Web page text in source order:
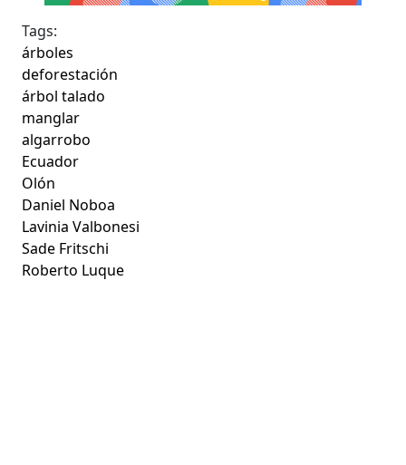
Tags:
árboles
deforestación
árbol talado
manglar
algarrobo
Ecuador
Olón
Daniel Noboa
Lavinia Valbonesi
Sade Fritschi
Roberto Luque